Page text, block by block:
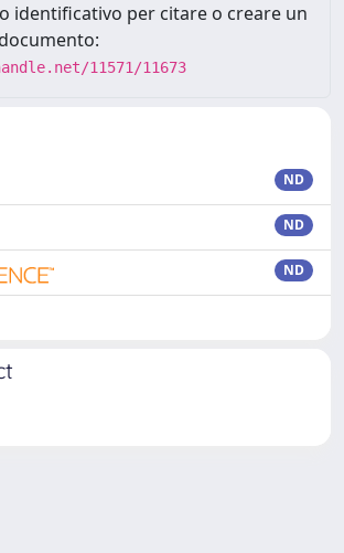
identificativo per citare o creare un
11571/11673
ND
ND
ND